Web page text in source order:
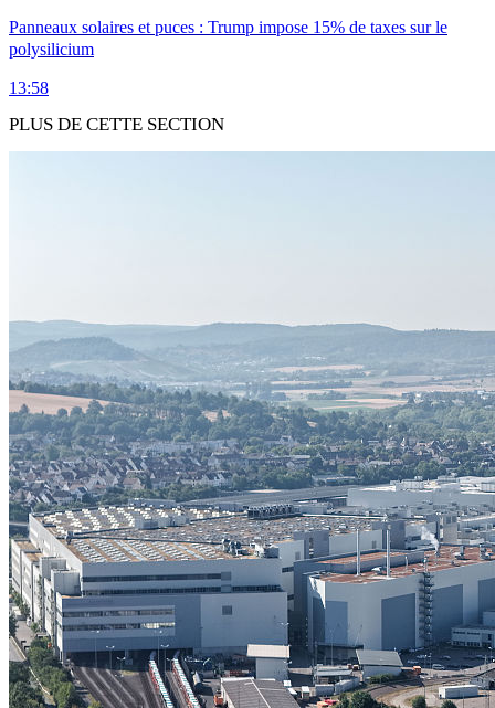
Panneaux solaires et puces : Trump impose 15% de taxes sur le
polysilicium
13:58
PLUS DE CETTE SECTION